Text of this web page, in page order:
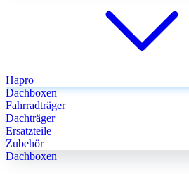
Hapro
Dachboxen
Fahrradträger
Dachträger
Ersatzteile
Zubehör
Dachboxen